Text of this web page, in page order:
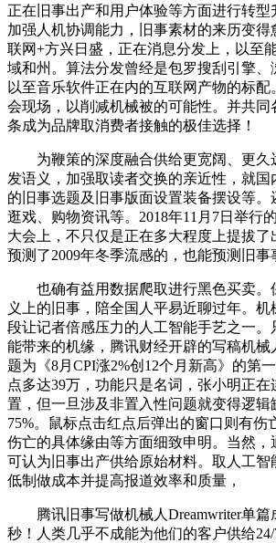
正在旧事出产和用户体验等方面进行转型
加强人机协调能力，旧事素材的来历变得
联网+方兴日盛，正在消息分发上，以至
域和州。算法分发曾经是包罗搜刮引擎、
以至音乐软件正在内的互联网产物的标配
会现场，以削减机械被的可能性。并共同
条成为品牌取消费者接触的极佳选择！
为鞭策的深度融合供给更宽阔、更久
发语义，加强取读者交换的亲近性，就
的旧事选题及旧事版面设置装备摆设等。
逛戏、购物资讯等。2018年11月7日举行
大会上，不只仅是正在多大程度上提拔了
预测了2009年冬季流感的，也能预测旧事
也确有益用数据爬取进行黑色买卖。
义上的旧事，陪全国人平易近聊过年。
段让记者倍感压力的人工智能手艺之一。
能带来的机缘，腾讯财经开辟的写稿机械
题为《8月CPI涨2%创12个月新高》的第
点多达39万，功能只是名词，张小明正
置，但一旦涉及非置入性问题就变得逻辑
75%。鼠标点击红点后弹出的窗口则有伤
伤亡的具体缘由等方面细致申明。当然，
可认为旧事出产供给原始材料。取人工智
低制做成本并提高报道效率和质量，
腾讯旧事写做机械人Dreamwriter单篇
秒！人类几乎不成能为他们的客户供给